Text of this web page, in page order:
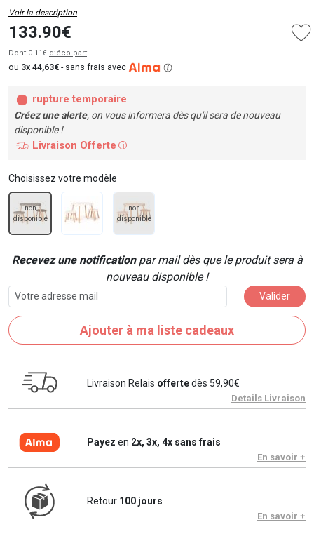
Voir la description
133.90€
Dont 0.11€ d’éco part
ou 3x 44,63€ - sans frais avec
rupture temporaire
Créez une alerte, on vous informera dès qu'il sera de nouveau
disponible !
Livraison Offerte i
Choisissez votre modèle
non
disponible
non
disponible
Recevez une notificationpar mail dès que le produit sera à
nouveau disponible !
Valider
Ajouter à ma liste cadeaux
Livraison Relais offertedès 59,90€
Details Livraison
Payez en 2x, 3x, 4x sans frais
En savoir +
Retour 100 jours
En savoir +